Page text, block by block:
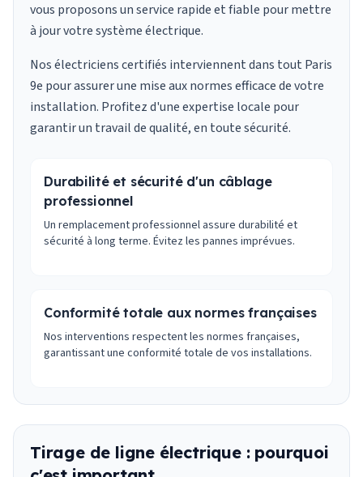
vous proposons un service rapide et fiable pour mettre
à jour votre système électrique.
Nos électriciens certifiés interviennent dans tout Paris
9e pour assurer une mise aux normes efficace de votre
installation. Profitez d'une expertise locale pour
garantir un travail de qualité, en toute sécurité.
Durabilité et sécurité d'un câblage
professionnel
Un remplacement professionnel assure durabilité et
sécurité à long terme. Évitez les pannes imprévues.
Conformité totale aux normes françaises
Nos interventions respectent les normes françaises,
garantissant une conformité totale de vos installations.
Tirage de ligne électrique : pourquoi